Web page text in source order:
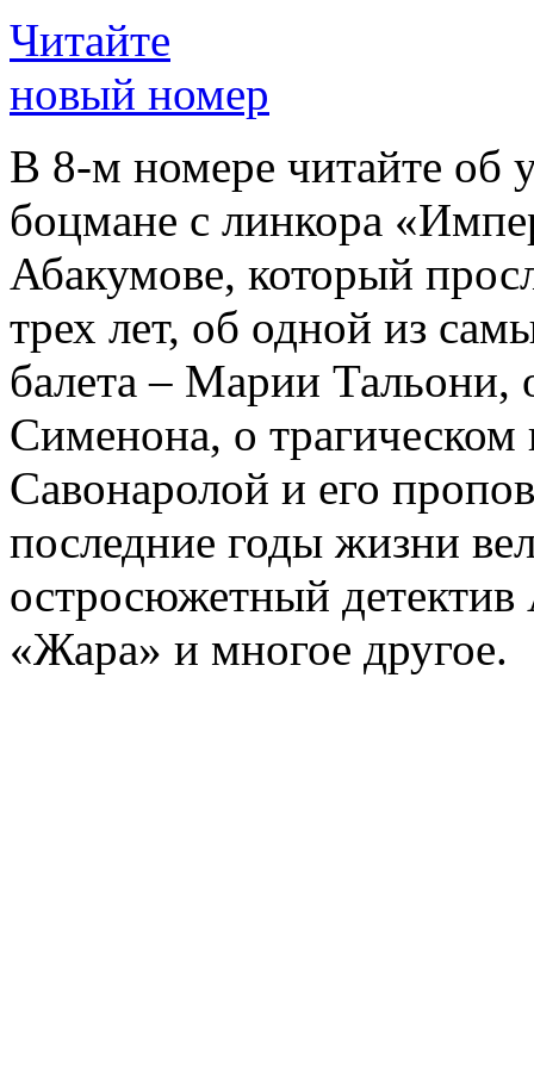
Читайте
новый номер
В 8-м номере читайте об
боцмане с линкора
Абакумове, который
трех лет, об одной из
балета – Марии
Сименона, о трагическом
Савонаролой и его
последние годы жизни
остросюжетный детектив
«Жара» и многое другое.